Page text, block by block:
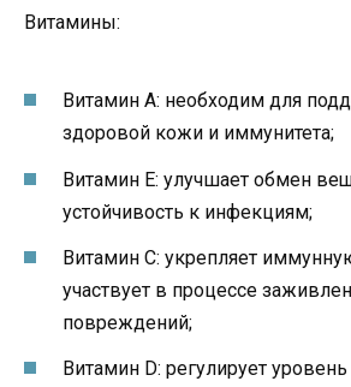
Витамины:
Витамин A: необходим для
здоровой кожи и иммунитета;
Витамин E: улучшает обмен
устойчивость к инфекциям;
Витамин С: укрепляет
участвует в процессе
повреждений;
Витамин D: регулирует